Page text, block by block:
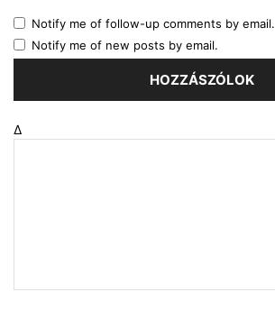
Notify me of follow-up comments by email.
Notify me of new posts by email.
Δ